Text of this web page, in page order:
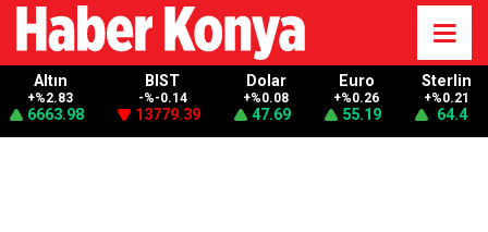
Altın
+%2.83
6663.98
BIST
-%-0.14
13779.39
Dolar
+%0.08
47.69
Euro
+%0.26
55.19
Sterlin
+%0.21
64.4